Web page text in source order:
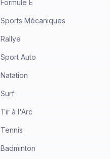
Formule E
Sports Mécaniques
Rallye
Sport Auto
Natation
Surf
Tir à l'Arc
Tennis
Badminton